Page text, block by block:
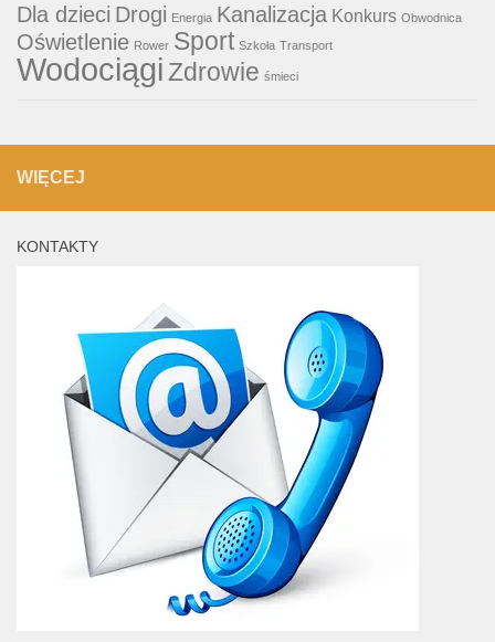
Dla dzieci Drogi Energia Kanalizacja Konkurs Obwodnica
Oświetlenie Rower Sport Szkoła Transport
WodociągiZdrowie śmieci
WIĘCEJ
KONTAKTY